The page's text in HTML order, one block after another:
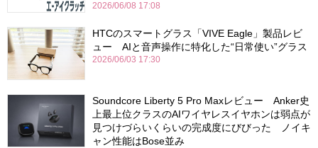
2026/06/08 17:08
HTCのスマートグラス「VIVE Eagle」製品レビ
ュー AIと音声操作に特化した“日常使い”グラス
2026/06/03 17:30
Soundcore Liberty 5 Pro Maxレビュー Anker史
上最上位クラスのAIワイヤレスイヤホンは弱点が
見つけづらいくらいの完成度にびびった ノイキ
ャン性能はBose並み